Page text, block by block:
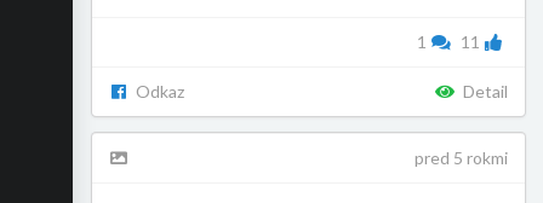
11
1
Odkaz Detail
pred 5 rokmi